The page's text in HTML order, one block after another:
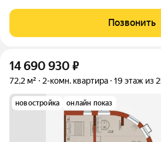
районе в границах улиц Октябрьской
Вольская, Витебская.
Позвонить
14 690 930 ₽
72,2 м² 2-комн. квартира 19 этаж из
новостройка онлайн показ